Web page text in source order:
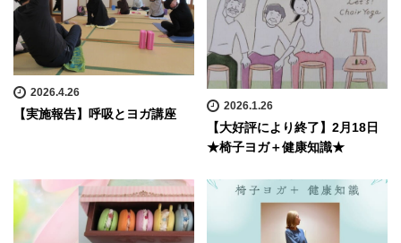
2026.4.26
【実施報告】呼吸とヨガ講座
2026.1.26
【大好評により終了】2月18日
★椅子ヨガ＋健康知識★